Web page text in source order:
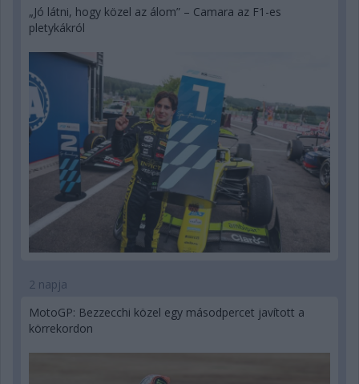
„Jó látni, hogy közel az álom” – Camara az F1-es
pletykákról
2 napja
MotoGP: Bezzecchi közel egy másodpercet javított a
körrekordon